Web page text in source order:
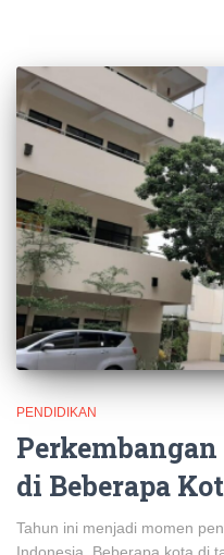
PENDIDIKAN
di Beberapa
Tahun ini menjadi momen
Indonesia. Beberapa kota di